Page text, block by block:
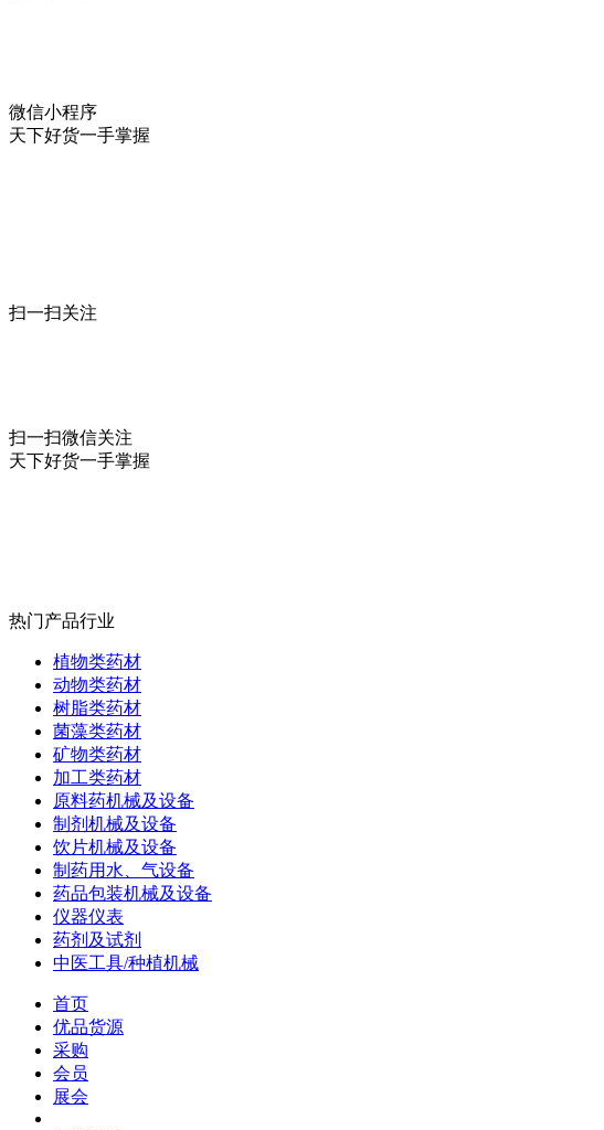
微信小程序
天下好货一手掌握
扫一扫关注
扫一扫微信关注
天下好货一手掌握
热门产品行业
植物类药材
动物类药材
树脂类药材
菌藻类药材
矿物类药材
加工类药材
原料药机械及设备
制剂机械及设备
饮片机械及设备
制药用水、气设备
药品包装机械及设备
仪器仪表
药剂及试剂
中医工具/种植机械
首页
优品货源
采购
会员
展会